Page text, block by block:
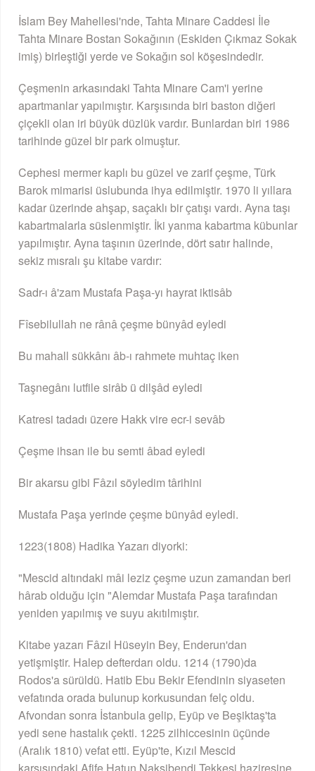
İslam Bey Mahellesi'nde, Tahta Minare Caddesi İle
Tahta Minare Bostan Sokağının (Eskiden Çıkmaz Sokak
imiş) birleştiği yerde ve Sokağın sol köşesindedir.
Çeşmenin arkasındaki Tahta Minare Cam'i yerine
apartmanlar yapılmıştır. Karşısında biri baston diğeri
çiçekli olan iri büyük düzlük vardır. Bunlardan biri 1986
tarihinde güzel bir park olmuştur.
Cephesi mermer kaplı bu güzel ve zarif çeşme, Türk
Barok mimarisi üslubunda ihya edilmiştir. 1970 li yıllara
kadar üzerinde ahşap, saçaklı bir çatışı vardı. Ayna taşı
kabartmalarla süslenmiştir. İki yanma kabartma kübunlar
yapılmıştır. Ayna taşının üzerinde, dört satır halinde,
sekiz mısralı şu kitabe vardır:
Sadr-ı â'zam Mustafa Paşa-yı hayrat iktisâb
Fîsebilullah ne rânâ çeşme bünyâd eyledi
Bu mahall sükkânı âb-ı rahmete muhtaç iken
Taşnegânı lutfile sirâb ü dilşâd eyledi
Katresi tadadı üzere Hakk vire ecr-i sevâb
Çeşme ihsan ile bu semti âbad eyledi
Bir akarsu gibi Fâzıl söyledim târihini
Mustafa Paşa yerinde çeşme bünyâd eyledi.
1223(1808) Hadika Yazarı diyorki:
"Mescid altındaki mâi leziz çeşme uzun zamandan beri
hârab olduğu için "Alemdar Mustafa Paşa tarafından
yeniden yapılmış ve suyu akıtılmıştır.
Kitabe yazarı Fâzıl Hüseyin Bey, Enderun'dan
yetişmiştir. Halep defterdarı oldu. 1214 (1790)da
Rodos'a sürüldü. Hatib Ebu Bekir Efendinin siyaseten
vefatında orada bulunup korkusundan felç oldu.
Afvondan sonra İstanbula gelip, Eyüp ve Beşiktaş'ta
yedi sene hastalık çekti. 1225 zilhiccesinin üçünde
(Aralık 1810) vefat etti. Eyüp'te, Kızıl Mescid